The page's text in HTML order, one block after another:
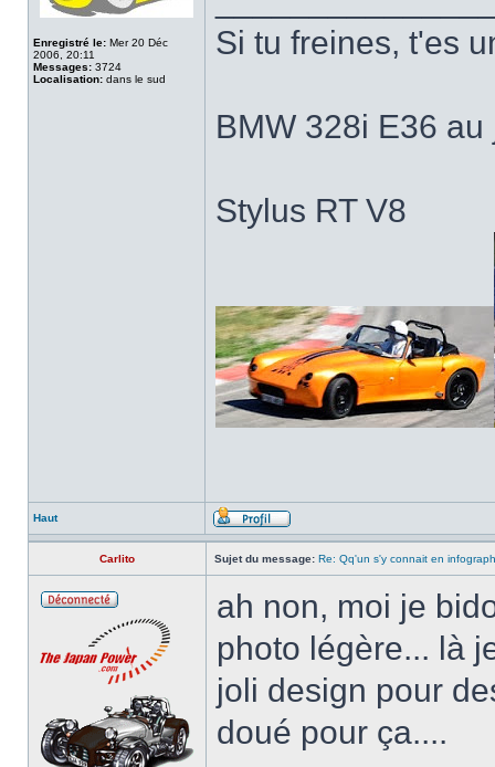
Enregistré le: Mer 20 Déc
2006, 20:11
Messages: 3724
Localisation: dans le sud
Si tu freines, t'es
BMW 328i E36
Stylus RT V8
Haut
Carlito Sujet du message: Re: Qq'un s'y connait en
ah non, moi je
photo légère... là
joli design pour
doué pour ça....